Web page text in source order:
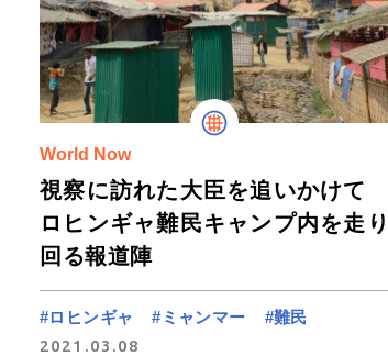
World Now
視察に訪れた大臣を追いかけて
ロヒンギャ難民キャンプ内を走り
回る報道陣
#ロヒンギャ #ミャンマー
#難民
2021.03.08